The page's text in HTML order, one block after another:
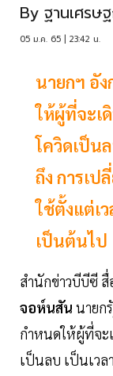
By ฐานเศรษ
05 ม.ค. 65 | 23:42 น.
นายกฯ อั
ให้ผู้ที่จะเ
โควิดเป็น
ถึง การเ
ใช้ตั้งแต่เ
เป็นต้นไป
สำนักข่าวบีบีซี สื่
จอห์นสัน นายก
กำหนดให้ผู้ที่จะ
เป็นลบ เป็นเวล